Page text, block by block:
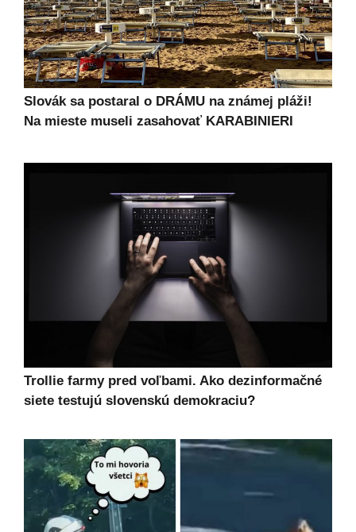
Slovák sa postaral o DRÁMU na známej pláži!
Na mieste museli zasahovať KARABINIERI
Trollie farmy pred voľbami. Ako dezinformačné
siete testujú slovenskú demokraciu?